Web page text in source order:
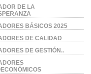
DE LA
BÁSICOS 2025
DE CALIDAD
DE GESTIÓN..